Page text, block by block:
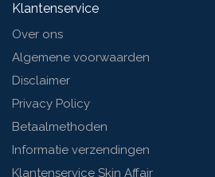
Klantenservice
Over ons
Algemene voorwaarden
Disclaimer
Privacy Policy
Betaalmethoden
Informatie verzendingen
Klantenservice Skin Affair